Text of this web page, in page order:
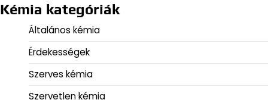
Kémia kategóriák
Általános kémia
Érdekességek
Szerves kémia
Szervetlen kémia